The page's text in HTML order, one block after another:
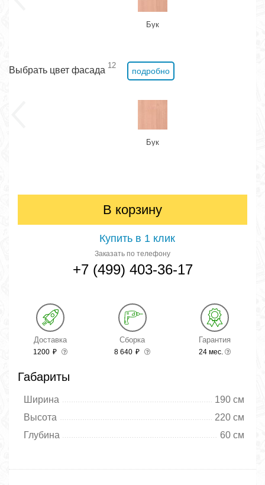
Бук
Выбрать цвет фасада 12
подробно
Бук
В корзину
Купить в 1 клик
Заказать по телефону
+7 (499) 403-36-17
Доставка
1200 ₽
Сборка
8 640 ₽
Гарантия
24 мес.
Габариты
Ширина
190 см
Высота
220 см
Глубина
60 см